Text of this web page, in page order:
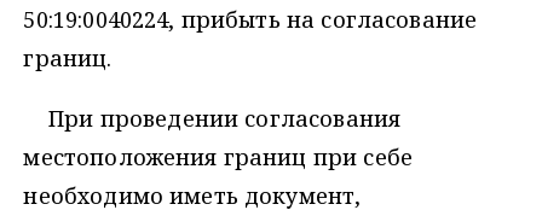
50:19:0040224, прибыть на согласование
границ.
При проведении согласования
местоположения границ при себе
необходимо иметь документ,